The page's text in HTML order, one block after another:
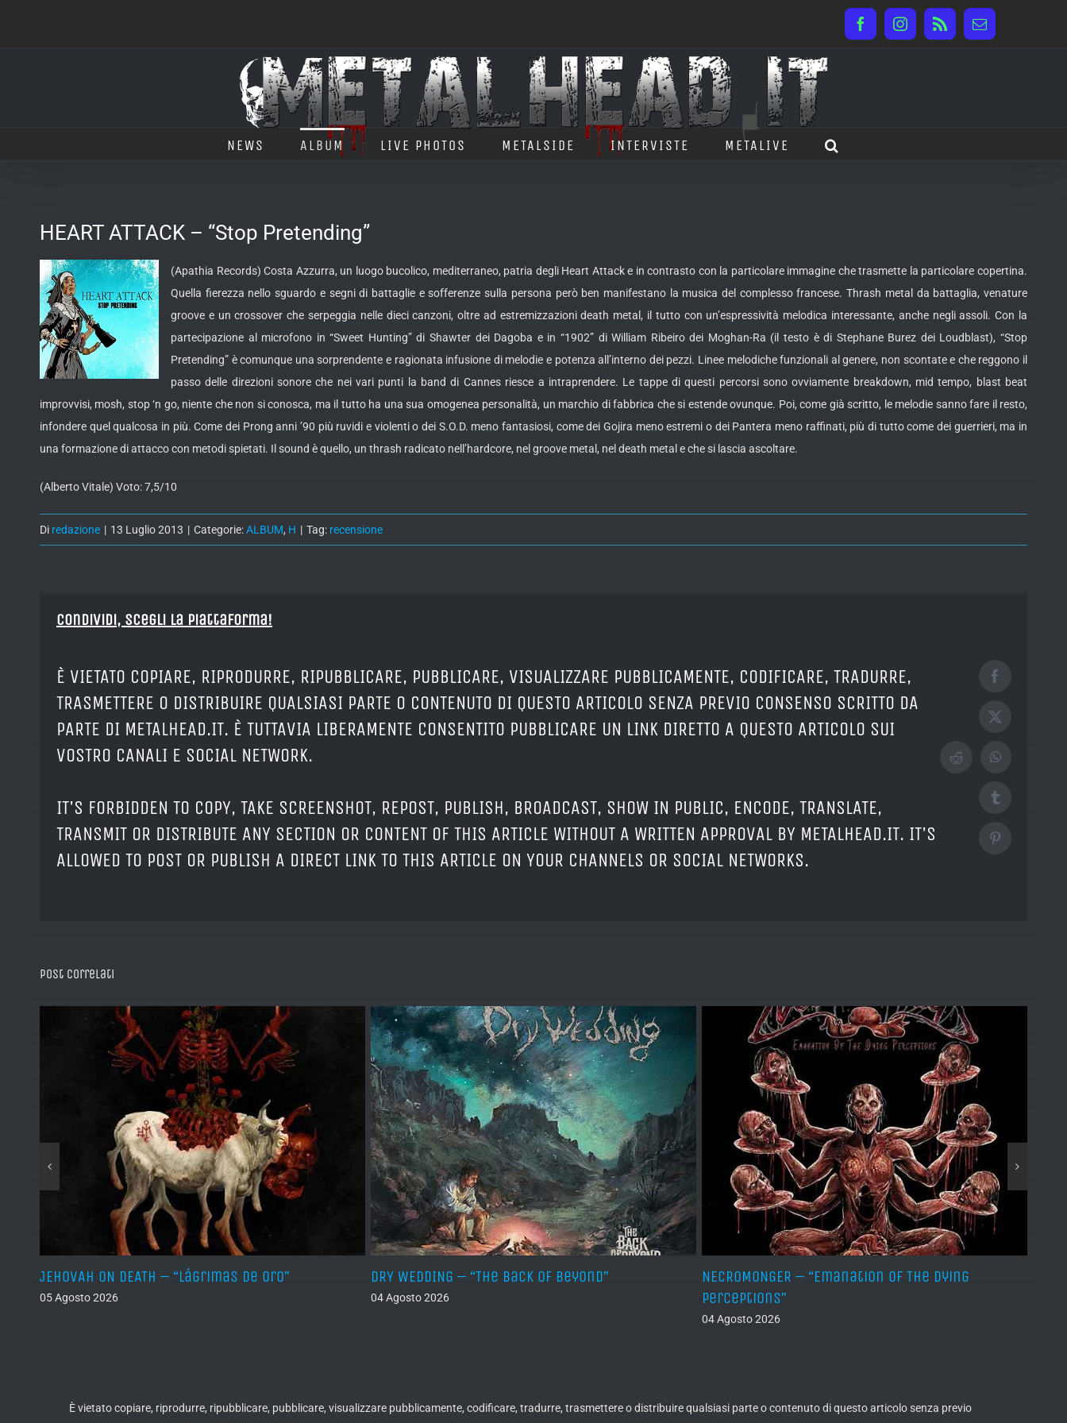
FacebookInstagram
Rss Email
NEWS ALBUM LIVE PHOTOS METALSIDE INTERVISTE METALIVE
HEART ATTACK – “Stop Pretending”
(Apathia Records) Costa Azzurra, un luogo bucolico, mediterraneo, patria degli Heart Attack e in contrasto con la particolare immagine che trasmette la particolare copertina.
Quella fierezza nello sguardo e segni di battaglie e sofferenze sulla persona però ben manifestano la musica del complesso francese. Thrash metal da battaglia, venature
groove e un crossover che serpeggia nelle dieci canzoni, oltre ad estremizzazioni death metal, il tutto con un’espressività melodica interessante, anche negli assoli. Con la
partecipazione al microfono in “Sweet Hunting” di Shawter dei Dagoba e in “1902” di William Ribeiro dei Moghan-Ra (il testo è di Stephane Burez dei Loudblast), “Stop
Pretending” è comunque una sorprendente e ragionata infusione di melodie e potenza all’interno dei pezzi. Linee melodiche funzionali al genere, non scontate e che reggono il
passo delle direzioni sonore che nei vari punti la band di Cannes riesce a intraprendere. Le tappe di questi percorsi sono ovviamente breakdown, mid tempo, blast beat
improvvisi, mosh, stop ‘n go, niente che non si conosca, ma il tutto ha una sua omogenea personalità, un marchio di fabbrica che si estende ovunque. Poi, come già scritto, le melodie sanno fare il resto,
infondere quel qualcosa in più. Come dei Prong anni ’90 più ruvidi e violenti o dei S.O.D. meno fantasiosi, come dei Gojira meno estremi o dei Pantera meno raffinati, più di tutto come dei guerrieri, ma in
una formazione di attacco con metodi spietati. Il sound è quello, un thrash radicato nell’hardcore, nel groove metal, nel death metal e che si lascia ascoltare.
(Alberto Vitale) Voto: 7,5/10
Di redazione | 13 Luglio 2013 | Categorie:ALBUM, H | Tag: recensione
Condividi, Scegli la piattaforma!
È VIETATO COPIARE, RIPRODURRE, RIPUBBLICARE, PUBBLICARE, VISUALIZZARE PUBBLICAMENTE, CODIFICARE, TRADURRE,
TRASMETTERE O DISTRIBUIRE QUALSIASI PARTE O CONTENUTO DI QUESTO ARTICOLO SENZA PREVIO CONSENSO SCRITTO DA
PARTE DI METALHEAD.IT. È TUTTAVIA LIBERAMENTE CONSENTITO PUBBLICARE UN LINK DIRETTO A QUESTO ARTICOLO SUI
VOSTRO CANALI E SOCIAL NETWORK.
IT'S FORBIDDEN TO COPY, TAKE SCREENSHOT, REPOST, PUBLISH, BROADCAST, SHOW IN PUBLIC, ENCODE, TRANSLATE,
TRANSMIT OR DISTRIBUTE ANY SECTION OR CONTENT OF THIS ARTICLE WITHOUT A WRITTEN APPROVAL BY METALHEAD.IT. IT'S
ALLOWED TO POST OR PUBLISH A DIRECT LINK TO THIS ARTICLE ON YOUR CHANNELS OR SOCIAL NETWORKS.
Facebook
X
RedditWhatsApp
Tumblr
Pinterest
Post correlati
JEHOVAH ON DEATH – “Lágrimas de Oro”
05 Agosto 2026
DRY WEDDING – “The Back Of Beyond”
04 Agosto 2026
NECROMONGER – “Emanation Of The Dying
Perceptions”
04 Agosto 2026
È vietato copiare, riprodurre, ripubblicare, pubblicare, visualizzare pubblicamente, codificare, tradurre, trasmettere o distribuire qualsiasi parte o contenuto di questo articolo senza previo